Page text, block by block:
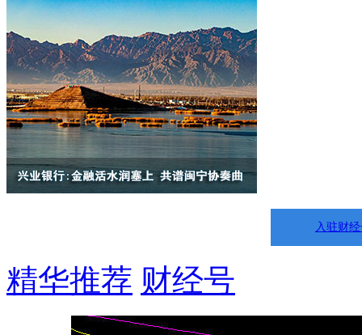
入驻财
精华推荐 财经号